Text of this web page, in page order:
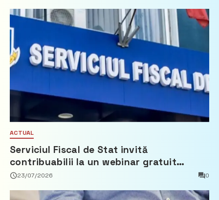
ACTUAL
Serviciul Fiscal de Stat invită
contribuabilii la un webinar gratuit
privind calculul impozitului pe bunurile
23/07/2026 0